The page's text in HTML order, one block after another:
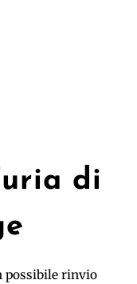
di
possibile rinvio